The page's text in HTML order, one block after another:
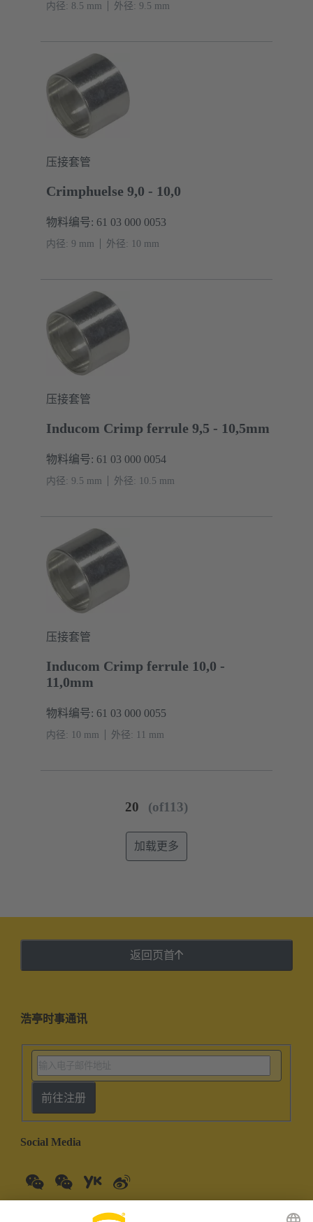
内径: 8.5 mm 外径: ‌9.5 mm
压接套管
Crimphuelse 9,0 - 10,0
物料编号: 61 03 000 0053
内径: 9 mm 外径: ‌10 mm
压接套管
Inducom Crimp ferrule 9,5 - 10,5mm
物料编号: 61 03 000 0054
内径: 9.5 mm 外径: ‌10.5 mm
压接套管
Inducom Crimp ferrule 10,0 -
11,0mm
物料编号: 61 03 000 0055
内径: 10 mm 外径: ‌11 mm
20 (of113)
加载更多
返回页首
浩亭时事通讯
前往注册
Social Media